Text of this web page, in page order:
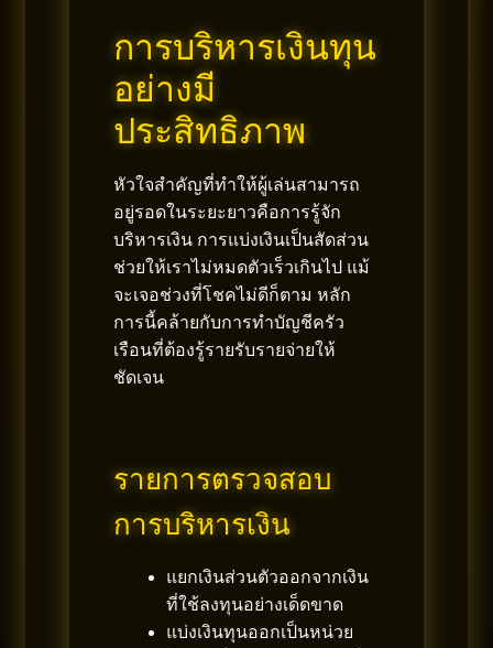
การบริหารเงินทุน
อย่างมี
ประสิทธิภาพ
หัวใจสำคัญที่ทำให้ผู้เล่นสามารถ
อยู่รอดในระยะยาวคือการรู้จัก
บริหารเงิน การแบ่งเงินเป็นสัดส่วน
ช่วยให้เราไม่หมดตัวเร็วเกินไป แม้
จะเจอช่วงที่โชคไม่ดีก็ตาม หลัก
การนี้คล้ายกับการทำบัญชีครัว
เรือนที่ต้องรู้รายรับรายจ่ายให้
ชัดเจน
รายการตรวจสอบ
การบริหารเงิน
แยกเงินส่วนตัวออกจากเงิน
ที่ใช้ลงทุนอย่างเด็ดขาด
แบ่งเงินทุนออกเป็นหน่วย